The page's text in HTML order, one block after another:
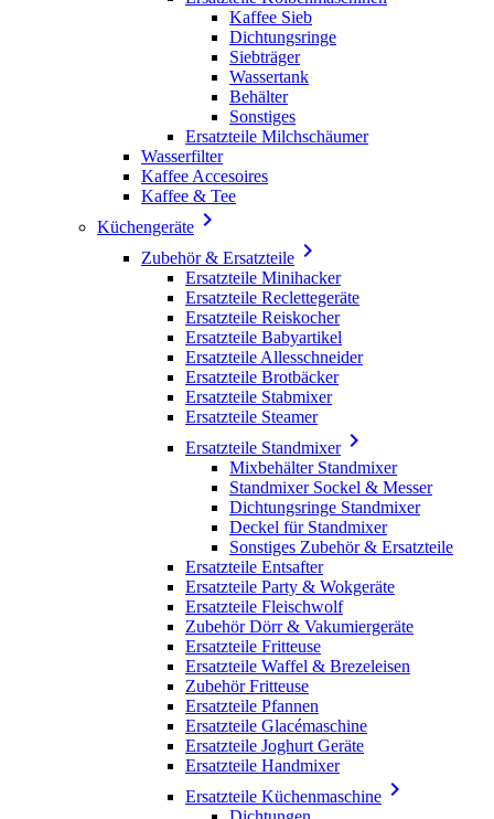
Kaffee Sieb
Dichtungsringe
Siebträger
Wassertank
Behälter
Sonstiges
Ersatzteile Milchschäumer
Wasserfilter
Kaffee Accesoires
Kaffee & Tee
Küchengeräte 
Zubehör & Ersatzteile 
Ersatzteile Minihacker
Ersatzteile Reclettegeräte
Ersatzteile Reiskocher
Ersatzteile Babyartikel
Ersatzteile Allesschneider
Ersatzteile Brotbäcker
Ersatzteile Stabmixer
Ersatzteile Steamer
Ersatzteile Standmixer
Mixbehälter Standmixer
Standmixer Sockel & Messer
Dichtungsringe Standmixer
Deckel für Standmixer
Sonstiges Zubehör & Ersatzteile
Ersatzteile Entsafter
Ersatzteile Party & Wokgeräte
Ersatzteile Fleischwolf
Zubehör Dörr & Vakumiergeräte
Ersatzteile Fritteuse
Ersatzteile Waffel & Brezeleisen
Zubehör Fritteuse
Ersatzteile Pfannen
Ersatzteile Glacémaschine
Ersatzteile Joghurt Geräte
Ersatzteile Handmixer
Ersatzteile Küchenmaschine 